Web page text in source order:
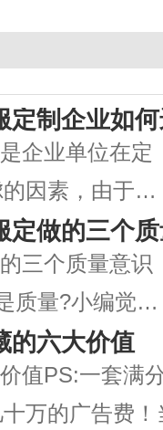
定制企业如
企业单位在定
因素，由于工
的好坏直接关
也对员工的衣
款式新颖，出
企业的品牌形
定做的三个
三个质量意识
质量?小编觉得
质量=良心+责
，再适当往下引
是很难控制，
的六大价值
值PS:一套满
万的广告费